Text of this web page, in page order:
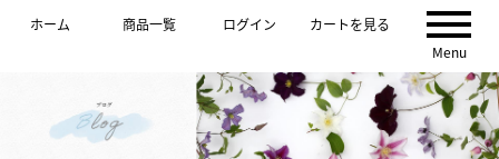
ホーム 商品一覧 ログイン
カートを見る
Menu